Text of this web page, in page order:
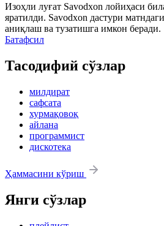
Изоҳли луғат Savodxon лойиҳаси
яратилди. Savodxon дастури
аниқлаш ва тузатишга имкон беради.
Батафсил
Тасодифий сўзлар
милдират
сафсата
хурмақовоқ
айлана
программист
дискотека
Ҳаммасини кўриш
Янги сўзлар